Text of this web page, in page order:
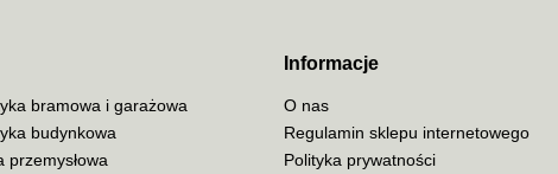
bramowa i garażowa
budynkowa
przemysłowa
Informacje
O nas
Regulamin sklepu internetowego
Polityka prywatności